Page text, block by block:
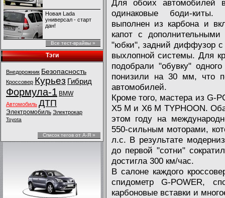
Новая Lada
универсал - старт
дан!
Все тест-врайвы »
Тэги
Внедорожник Безопасность
Кроссовер Курьез Гибрид
Формула-1 BMW
Автомобиль ДТП
Электромобиль Электрокар
Toyota
Список тегов от А-Я »
Для обоих автомобилей
одинаковые боди-киты.
выполнен из карбона и
капот с
"юбки", задний диффузор с
выхлопной системы. Для
подобрали "обувку"
понизили на 30 мм, что
автомобилей.
Кроме того, мастера из G-
X5 M и X6 M TYPHOON.
этом году на
550-сильным моторами,
л.с. В результате
до первой "сотни"
достигла 300 км/час.
В салоне каждого
спидометр G-POWER,
карбоновые вставки и